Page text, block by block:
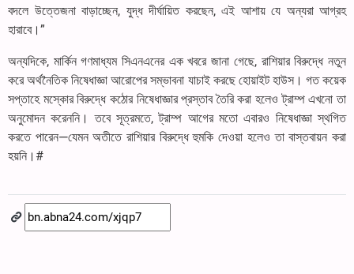
বদলে উত্তেজনা বাড়াচ্ছেন, যুদ্ধ দীর্ঘায়িত করছেন, এই আশায় যে অন্যরা আগ্রহ
হারাবে।”
অন্যদিকে, মার্কিন গণমাধ্যম সিএনএনের এক খবরে জানা গেছে, রাশিয়ার বিরুদ্ধে নতুন
করে অর্থনৈতিক নিষেধাজ্ঞা আরোপের সম্ভাবনা যাচাই করছে হোয়াইট হাউস। গত কয়েক
সপ্তাহে মস্কোর বিরুদ্ধে কঠোর নিষেধাজ্ঞার প্রস্তাব তৈরি করা হলেও ট্রাম্প এখনো তা
অনুমোদন করেননি। তবে সূত্রমতে, ট্রাম্প আগের মতো এবারও নিষেধাজ্ঞা স্থগিত
করতে পারেন—যেমন অতীতে রাশিয়ার বিরুদ্ধে হুমকি দেওয়া হলেও তা বাস্তবায়ন করা
হয়নি।#